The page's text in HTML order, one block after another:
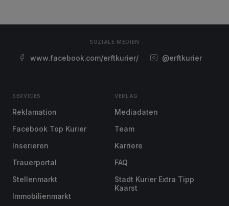
SOZIALE MEDIEN
www.facebook.com/erftkurier/ @erftkurier
SERVICES
Reklamation
Facebook Top Kurier
Inserieren
Trauerportal
Stellenmarkt
Immobilienmarkt
VERLAG
Mediadaten
Team
Karriere
FAQ
Stadt Kurier Extra Tipp
Kaarst